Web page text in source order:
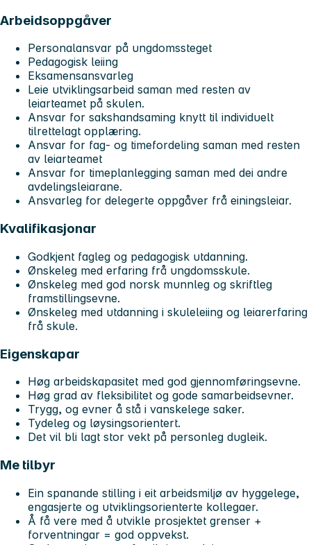
Arbeidsoppgåver
Personalansvar på ungdomssteget
Pedagogisk leiing
Eksamensansvarleg
Leie utviklingsarbeid saman med resten av
leiarteamet på skulen.
Ansvar for sakshandsaming knytt til individuelt
tilrettelagt opplæring.
Ansvar for fag- og timefordeling saman med resten
av leiarteamet
Ansvar for timeplanlegging saman med dei andre
avdelingsleiarane.
Ansvarleg for delegerte oppgåver frå einingsleiar.
Kvalifikasjonar
Godkjent fagleg og pedagogisk utdanning.
Ønskeleg med erfaring frå ungdomsskule.
Ønskeleg med god norsk munnleg og skriftleg
framstillingsevne.
Ønskeleg med utdanning i skuleleiing og leiarerfaring
frå skule.
Eigenskapar
Høg arbeidskapasitet med god gjennomføringsevne.
Høg grad av fleksibilitet og gode samarbeidsevner.
Trygg, og evner å stå i vanskelege saker.
Tydeleg og løysingsorientert.
Det vil bli lagt stor vekt på personleg dugleik.
Me tilbyr
Ein spanande stilling i eit arbeidsmiljø av hyggelege,
engasjerte og utviklingsorienterte kollegaer.
Å få vere med å utvikle prosjektet grenser +
forventningar = god oppvekst.